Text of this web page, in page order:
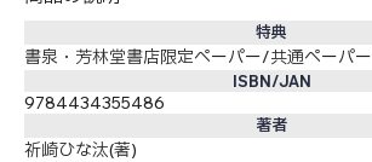
特典
書泉・芳林堂書店限定ペーパー/共通ペーパー
ISBN/JAN
9784434355486
著者
祈崎ひな汰(著)